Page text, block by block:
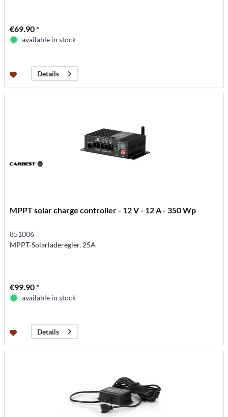
€69.90 *
available in stock
Details
MPPT solar charge controller - 12 V - 12 A - 350 Wp
851006
MPPT-Solarladeregler, 25A
€99.90 *
available in stock
Details